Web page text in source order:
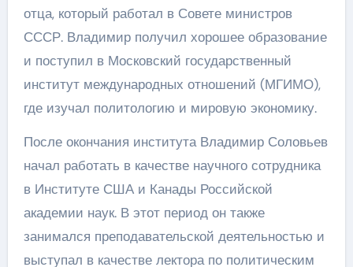
отца, который работал в Совете министров
СССР. Владимир получил хорошее образование
и поступил в Московский государственный
институт международных отношений (МГИМО),
где изучал политологию и мировую экономику.
После окончания института Владимир Соловьев
начал работать в качестве научного сотрудника
в Институте США и Канады Российской
академии наук. В этот период он также
занимался преподавательской деятельностью и
выступал в качестве лектора по политическим